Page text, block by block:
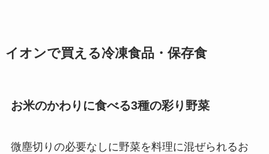
イオンで買える冷凍食品・保存食
お米のかわりに食べる3種の彩り野菜
微塵切りの必要なしに野菜を料理に混ぜられるお